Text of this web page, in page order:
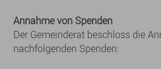
Annahme von Spenden
Der Gemeinderat beschloss die
nachfolgenden Spenden: